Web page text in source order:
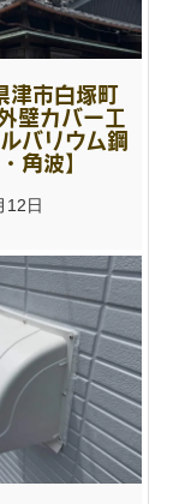
ます。
焦っていまし
でいたとき、
ーションさん
無料」と言っ
してみること
で安心感があ
津市白塚町
壁カバー工
バリウム鋼
角波】
12日